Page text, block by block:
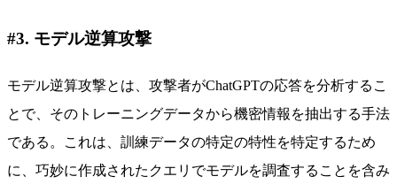
#3. モデル逆算攻撃
モデル逆算攻撃とは、攻撃者がChatGPTの応答を分析するこ
とで、そのトレーニングデータから機密情報を抽出する手法
である。これは、訓練データの特定の特性を特定するため
に、巧妙に作成されたクエリでモデルを調査することを含み